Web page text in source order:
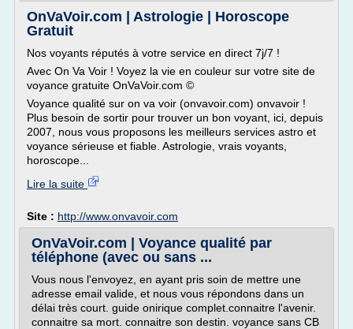
OnVaVoir.com | Astrologie | Horoscope
Gratuit
Nos voyants réputés à votre service en direct 7j/7 !
Avec On Va Voir ! Voyez la vie en couleur sur votre site de
voyance gratuite OnVaVoir.com ©
Voyance qualité sur on va voir (onvavoir.com) onvavoir !
Plus besoin de sortir pour trouver un bon voyant, ici, depuis
2007, nous vous proposons les meilleurs services astro et
voyance sérieuse et fiable. Astrologie, vrais voyants,
horoscope...
Lire la suite
Site : http://www.onvavoir.com
OnVaVoir.com | Voyance qualité par
téléphone (avec ou sans ...
Vous nous l'envoyez, en ayant pris soin de mettre une
adresse email valide, et nous vous répondons dans un
délai très court. guide onirique complet.connaitre l'avenir.
connaitre sa mort. connaitre son destin. voyance sans CB